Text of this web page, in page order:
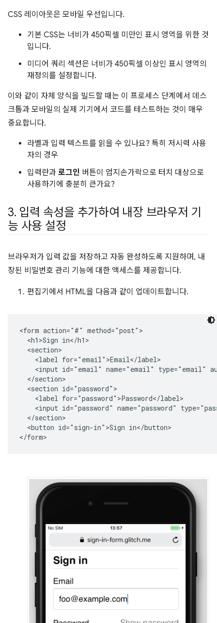
CSS 레이아웃은 모바일 우선입니다.
기본 CSS는 너비가 450픽셀 미만인 표시 영역을 위한 것
입니다.
미디어 쿼리 섹션은 너비가 450픽셀 이상인 표시 영역의
재정의를 설정합니다.
이와 같이 자체 양식을 빌드할 때는 이 프로세스 단계에서 데스
크톱과 모바일의 실제 기기에서 코드를 테스트하는 것이 매우
중요합니다.
라벨과 입력 텍스트를 읽을 수 있나요? 특히 저시력 사용
자의 경우
입력란과 로그인 버튼이 엄지손가락으로 터치 대상으로
사용하기에 충분히 큰가요?
3. 입력 속성을 추가하여 내장 브라우저 기
능 사용 설정
브라우저가 입력 값을 저장하고 자동 완성하도록 지원하며, 내
장된 비밀번호 관리 기능에 대한 액세스를 제공합니다.
편집기에서 HTML을 다음과 같이 업데이트합니다.
<form action="#" method="post">
  <h1>Sign in</h1>
  <section>
    <label for="email">Email</label>
<input id="email" name="email" type="email"
  </section>
  <section id="password">
    <label for="password">Password</label>
<input id="password" name="password"
  </section>
  <button id="sign-in">Sign in</button>